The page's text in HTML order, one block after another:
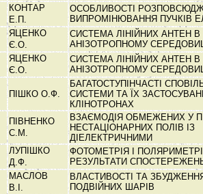
КОНТАР
Е.П.
ОСОБЛИВОСТІ
ВИПРОМІНЮВАННЯ ПУЧКІВ
ЯЦЕНКО
Є.О.
СИСТЕМА ЛІНІЙНИХ АНТЕН
АНІЗОТРОПНОМУ
ЯЦЕНКО
Є.О.
СИСТЕМА ЛІНІЙНИХ АНТЕН
АНІЗОТРОПНОМУ
ПІШКО О.Ф.
БАГАТОСТУПІНЧАСТІ
СИСТЕМИ ТА ЇХ
КЛІНОТРОНАХ
ПІВНЕНКО
С.М.
ВЗАЄМОДІЯ ОБМЕЖЕНИХ У
НЕСТАЦІОНАРНИХ ПОЛІВ ІЗ
ДІЕЛЕКТРИЧНИМИ
ЛУПІШКО
Д.Ф.
ФОТОМЕТРІЯ І
РЕЗУЛЬТАТИ
МАСЛОВ
В.І.
ВЛАСТИВОСТІ ТА
ПОДВІЙНИХ ШАРІВ